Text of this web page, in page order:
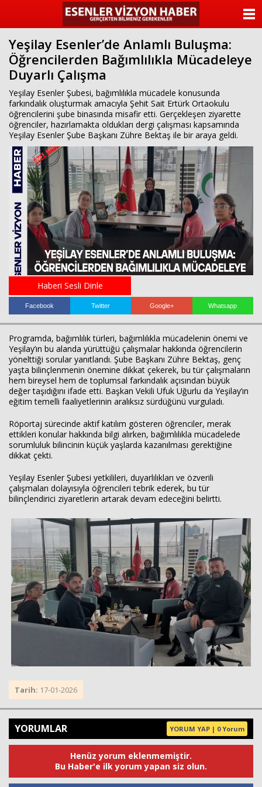
Yeşilay Esenler’de Anlamlı Buluşma:
Öğrencilerden Bağımlılıkla Mücadeleye
Duyarlı Çalışma
Yeşilay Esenler Şubesi, bağımlılıkla mücadele konusunda
farkındalık oluşturmak amacıyla Şehit Sait Ertürk Ortaokulu
öğrencilerini şube binasında misafir etti. Gerçekleşen ziyarette
öğrenciler, hazırlamakta oldukları dergi çalışması kapsamında
Yeşilay Esenler Şube Başkanı Zühre Bektaş ile bir araya geldi.
Haberi Sesli Dinle
Facebook Twitter Google+ Whatsapp
Programda, bağımlılık türleri, bağımlılıkla mücadelenin önemi ve
Yeşilay’ın bu alanda yürüttüğü çalışmalar hakkında öğrencilerin
yönelttiği sorular yanıtlandı. Şube Başkanı Zühre Bektaş, genç
yaşta bilinçlenmenin önemine dikkat çekerek, bu tür çalışmaların
hem bireysel hem de toplumsal farkındalık açısından büyük
değer taşıdığını ifade etti. Başkan Vekili Ufuk Uğurlu da Yeşilay’ın
eğitim temelli faaliyetlerinin aralıksız sürdüğünü vurguladı.
Röportaj sürecinde aktif katılım gösteren öğrenciler, merak
ettikleri konular hakkında bilgi alırken, bağımlılıkla mücadelede
sorumluluk bilincinin küçük yaşlarda kazanılması gerektiğine
dikkat çekti.
Yeşilay Esenler Şubesi yetkilileri, duyarlılıkları ve özverili
çalışmaları dolayısıyla öğrencileri tebrik ederek, bu tür
bilinçlendirici ziyaretlerin artarak devam edeceğini belirtti.
Tarih: 17-01-2026
YORUMLAR YORUM YAP | 0 Yorum
Henüz yorum eklenmemiştir.
Bu Haber'e ilk yorum yapan siz olun.
ANASAYFA
KATEGORİLER
ANKETLER
FOTO GALERİ
VİDEO GALERİ
KÜNYE
İLETİŞİM
Haberin Doğru Adresi.